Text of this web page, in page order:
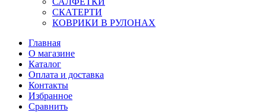
СКАТЕРТИ
КОВРИКИ В РУЛОНАХ
Главная
О магазине
Каталог
Оплата и доставка
Контакты
Избранное
Сравнить